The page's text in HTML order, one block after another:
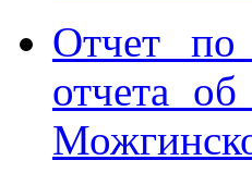
Отчет по
отчета